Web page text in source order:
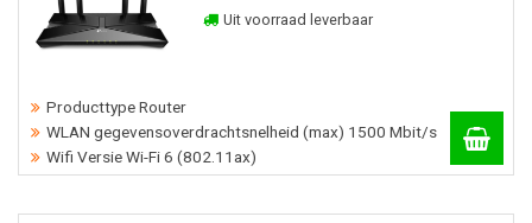
Uit voorraad leverbaar
Producttype Router
WLAN gegevensoverdrachtsnelheid (max) 1500 Mbit/s
Wifi Versie Wi-Fi 6 (802.11ax)